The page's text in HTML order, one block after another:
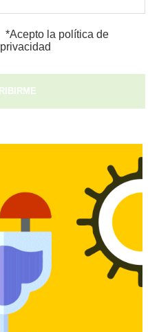
*Acepto la política de
privacidad